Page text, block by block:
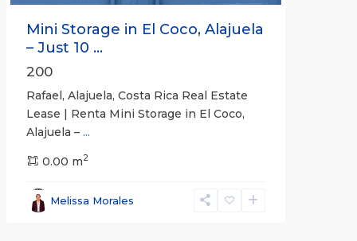
Mini Storage in El Coco, Alajuela
– Just 10 ...
200
Rafael, Alajuela, Costa Rica Real Estate
Lease | Renta Mini Storage in El Coco,
Alajuela – ...
0.00 m2
Melissa Morales
San
San
José